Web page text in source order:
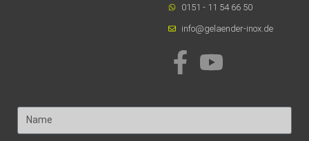
0151 - 11 54 66 50
info@gelaender-inox.de